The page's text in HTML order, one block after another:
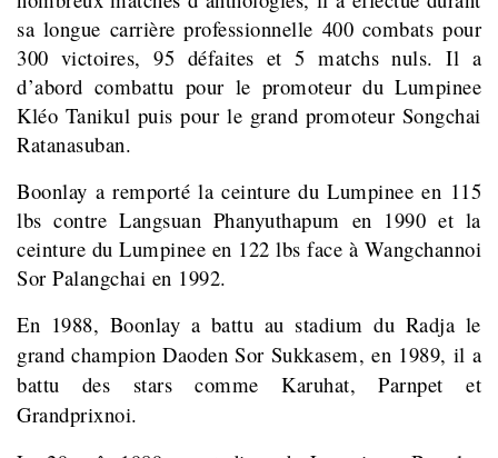
sa longue carrière professionnelle 400 combats pour
300 victoires, 95 défaites et 5 matchs nuls. Il a
d’abord combattu pour le promoteur du Lumpinee
Kléo Tanikul puis pour le grand promoteur Songchai
Ratanasuban.
Boonlay a remporté la ceinture du Lumpinee en 115
lbs contre Langsuan Phanyuthapum en 1990 et la
ceinture du Lumpinee en 122 lbs face à Wangchannoi
Sor Palangchai en 1992.
En 1988, Boonlay a battu au stadium du Radja le
grand championDaoden Sor Sukkasem, en 1989, il a
battu des stars comme Karuhat, Parnpet et
Grandprixnoi.